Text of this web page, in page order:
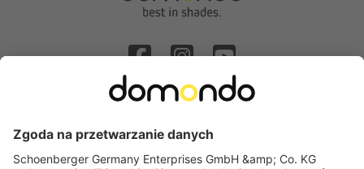
Montaż za pomocą uchwytów zaciskowych:
Odstąpienie od umowy
Popularne kategorie